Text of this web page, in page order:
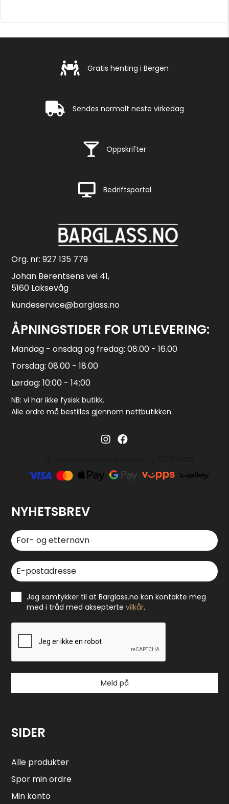
Gratis henting i Bergen
Gratis henting i Bergen
Rask levering
Sendes normalt neste virkedag
Rask levering
Oppskrifter
Rask levering
Bedriftsportal
Org. nr: 927 135 779
Johan Berentsens vei 41,
5160 Laksevåg
kundeservice@barglass.no
ÅPNINGSTIDER FOR UTLEVERING:
Mandag - onsdag og fredag: 08.00 - 16.00
Torsdag: 08.00 - 18.00
Lørdag: 10:00 - 14:00
NB: vi har ikke fysisk butikk.
Alle ordre må bestilles gjennom nettbutikken.
Barglass.no instagram
Barglass facebook
NYHETSBREV
Jeg samtykker til at Barglass.no kan kontakte meg
med i tråd med akseptertevilkår.
Meld på
SIDER
Alle produkter
Spor min ordre
Min konto